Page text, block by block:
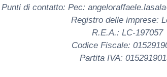
Punti di contatto: Pec:
Registro delle imprese:
R.E.A.: LC-197057
Codice Fiscale:
Partita IVA: